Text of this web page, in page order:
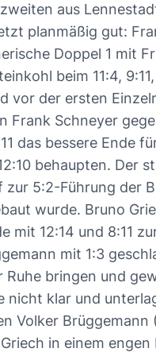
aus
planmäßig gut:
Doppel 1 mit
beim 11:4,
der ersten
Frank Schneyer
das bessere
behaupten. Der
5:2-Führung der
wurde. Bruno
mit 12:14 und 8:11
mit 1:3
bringen und
klar und
Volker
in einem